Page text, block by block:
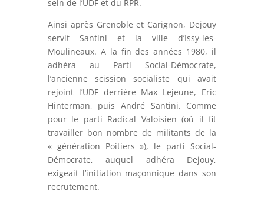
sein de l’UDF et du RPR.
Ainsi après Grenoble et Carignon, Dejouy
servit Santini et la ville d’Issy-les-
Moulineaux. A la fin des années 1980, il
adhéra au Parti Social-Démocrate,
l’ancienne scission socialiste qui avait
rejoint l’UDF derrière Max Lejeune, Eric
Hinterman, puis André Santini. Comme
pour le parti Radical Valoisien (où il fit
travailler bon nombre de militants de la
« génération Poitiers »), le parti Social-
Démocrate, auquel adhéra Dejouy,
exigeait l’initiation maçonnique dans son
recrutement.